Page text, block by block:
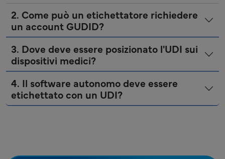
2. Come può un etichettatore richiedere
un account GUDID?
3. Dove deve essere posizionato l'UDI sui
dispositivi medici?
4. Il software autonomo deve essere
etichettato con un UDI?